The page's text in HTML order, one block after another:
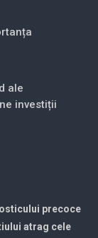
ale
investiții
precoce
atrag cele